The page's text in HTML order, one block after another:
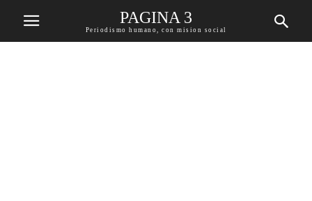
PAGINA 3
Periodismo humano, con mision social